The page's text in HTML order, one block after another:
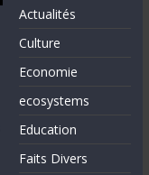
Actualités
Culture
Economie
ecosystems
Education
Faits Divers